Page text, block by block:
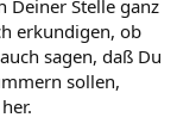
Deiner Stelle ganz
erkundigen, ob
sagen, daß Du
sollen,